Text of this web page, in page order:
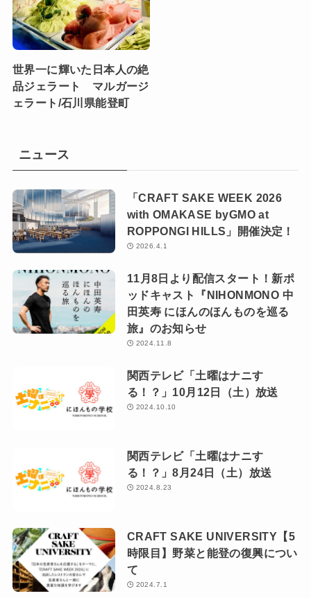
世界一に輝いた日本人の絶
品ジェラート マルガージ
ェラート/石川県能登町
ニュース
「CRAFT SAKE WEEK 2026
with OMAKASE byGMO at
ROPPONGI HILLS」開催決定！
2026.4.1
11月8日より配信スタート！新ポ
ッドキャスト『NIHONMONO 中
田英寿 にほんのほんものを巡る
旅』のお知らせ
2024.11.8
関西テレビ「土曜はナニす
る！？」10月12日（土）放送
2024.10.10
関西テレビ「土曜はナニす
る！？」8月24日（土）放送
2024.8.23
CRAFT SAKE UNIVERSITY【5
時限目】野菜と能登の復興につい
て
2024.7.1